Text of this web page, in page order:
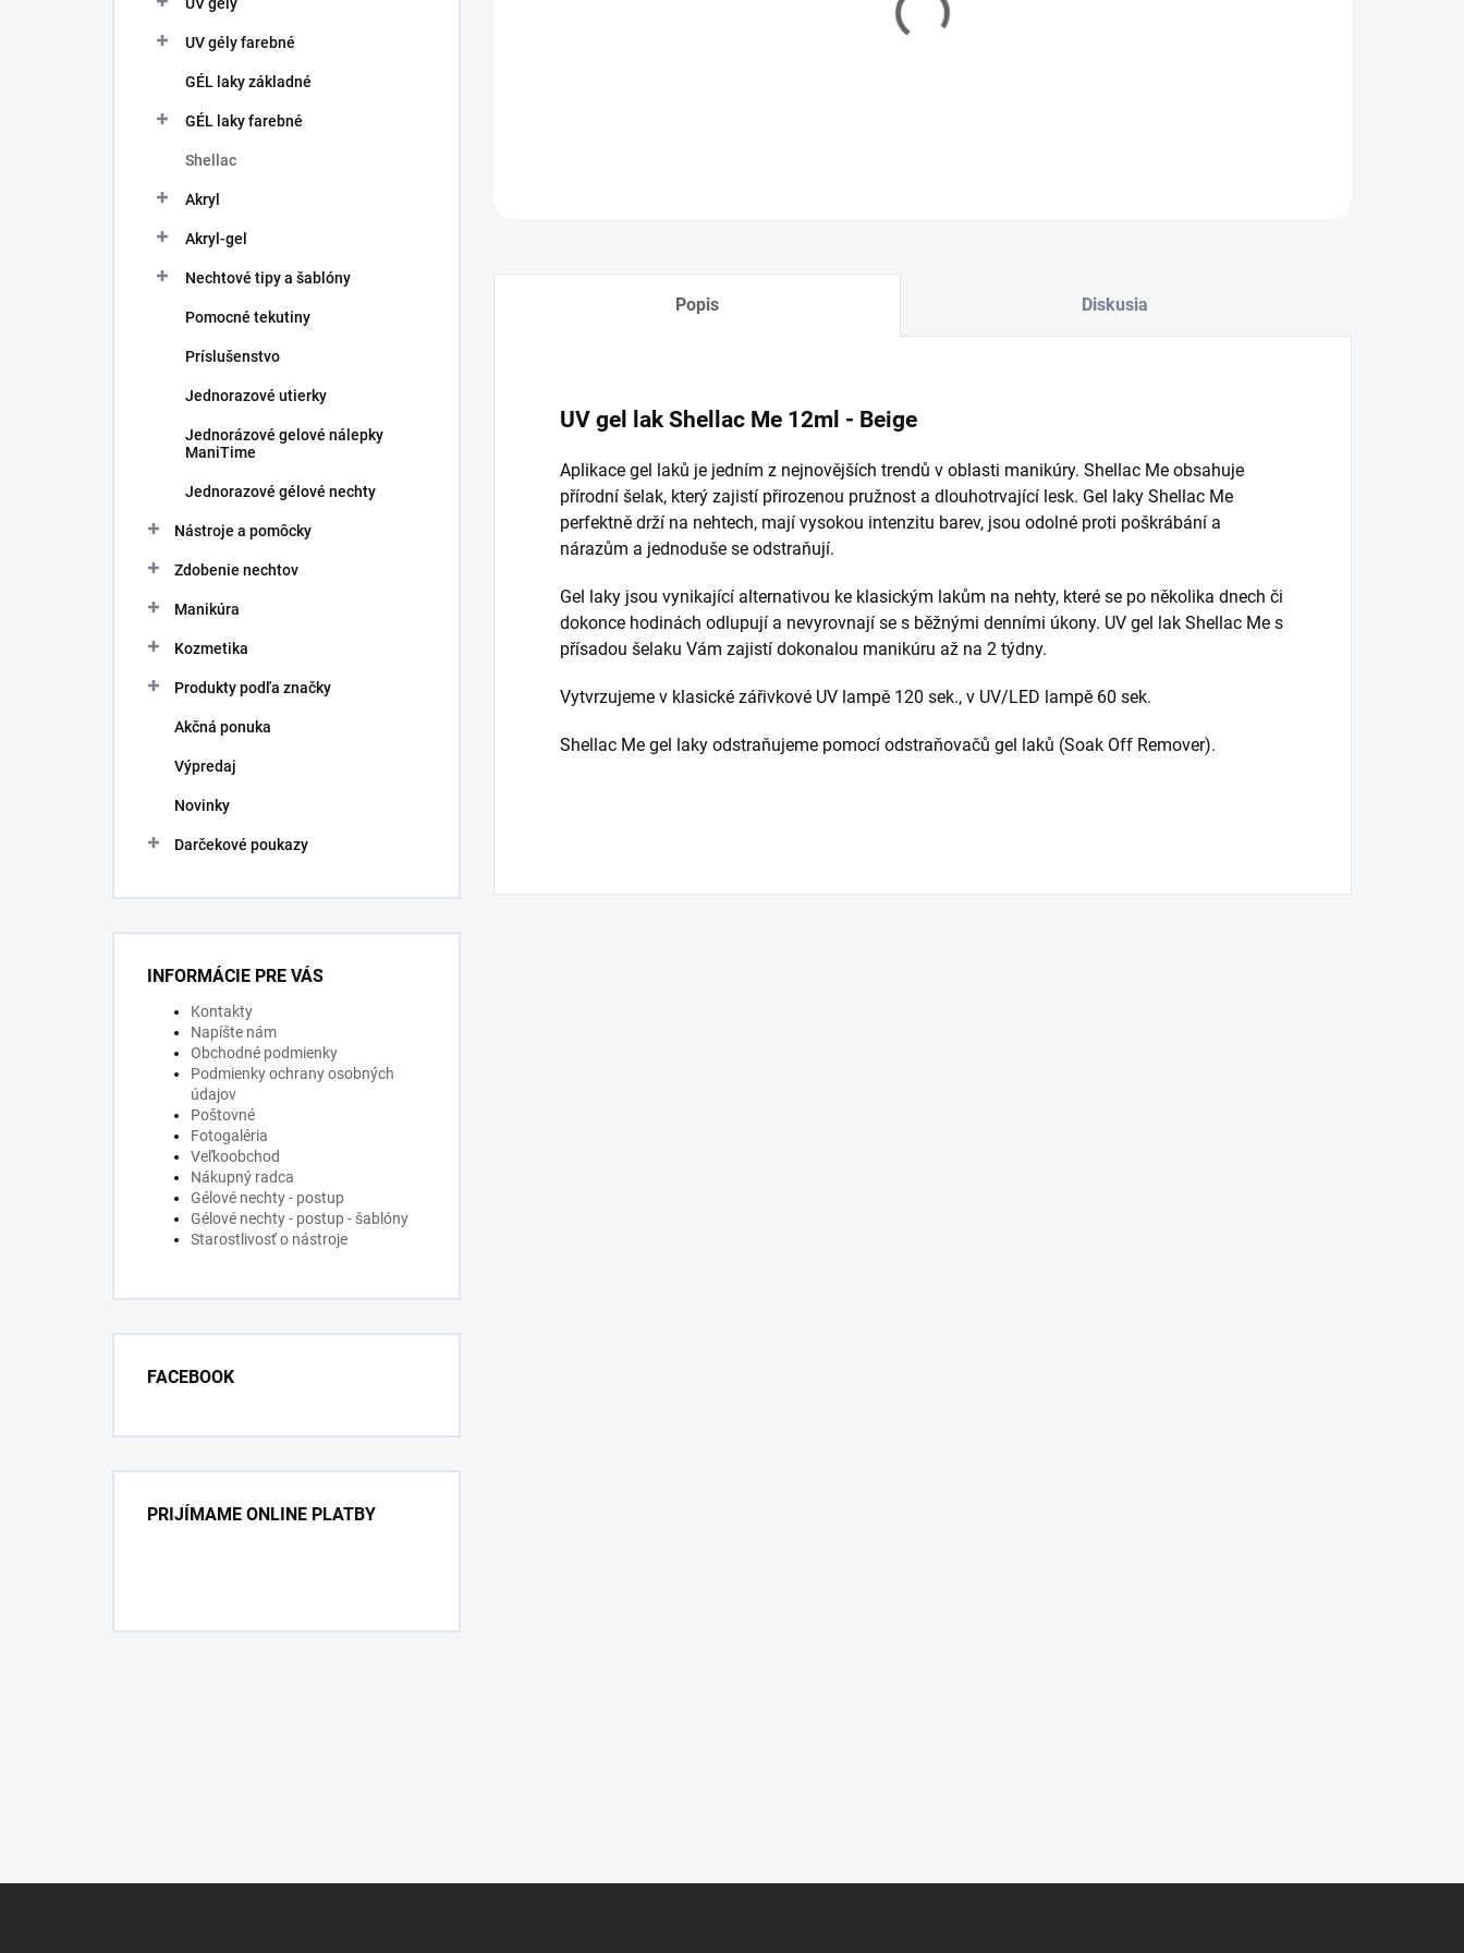
UV gély farebné
GÉL laky základné
GÉL laky farebné
Shellac
Akryl
Akryl-gel
Nechtové tipy a šablóny
Pomocné tekutiny
Príslušenstvo
Jednorazové utierky
Jednorázové gelové nálepky
ManiTime
Jednorazové gélové nechty
Nástroje a pomôcky
Zdobenie nechtov
Manikúra
Kozmetika
Produkty podľa značky
Akčná ponuka
Výpredaj
Novinky
Darčekové poukazy
INFORMÁCIE PRE VÁS
Kontakty
Napíšte nám
Obchodné podmienky
Podmienky ochrany osobných
údajov
Poštovné
Fotogaléria
Veľkoobchod
Nákupný radca
Gélové nechty - postup
Gélové nechty - postup - šablóny
Starostlivosť o nástroje
FACEBOOK
PRIJÍMAME ONLINE PLATBY
Popis Diskusia
UV gel lak Shellac Me 12ml - Beige
Aplikace gel laků je jedním z nejnovějších trendů v oblasti manikúry. Shellac Me obsahuje
přírodní šelak, který zajistí přirozenou pružnost a dlouhotrvající lesk. Gel laky Shellac Me
perfektně drží na nehtech, mají vysokou intenzitu barev, jsou odolné proti poškrábání a
nárazům a jednoduše se odstraňují.
Gel laky jsou vynikající alternativou ke klasickým lakům na nehty, které se po několika dnech či
dokonce hodinách odlupují a nevyrovnají se s běžnými denními úkony. UV gel lak Shellac Me s
přísadou šelaku Vám zajistí dokonalou manikúru až na 2 týdny.
Vytvrzujeme v klasické zářivkové UV lampě 120 sek., v UV/LED lampě 60 sek.
Shellac Me gel laky odstraňujeme pomocí odstraňovačů gel laků (Soak Off Remover).